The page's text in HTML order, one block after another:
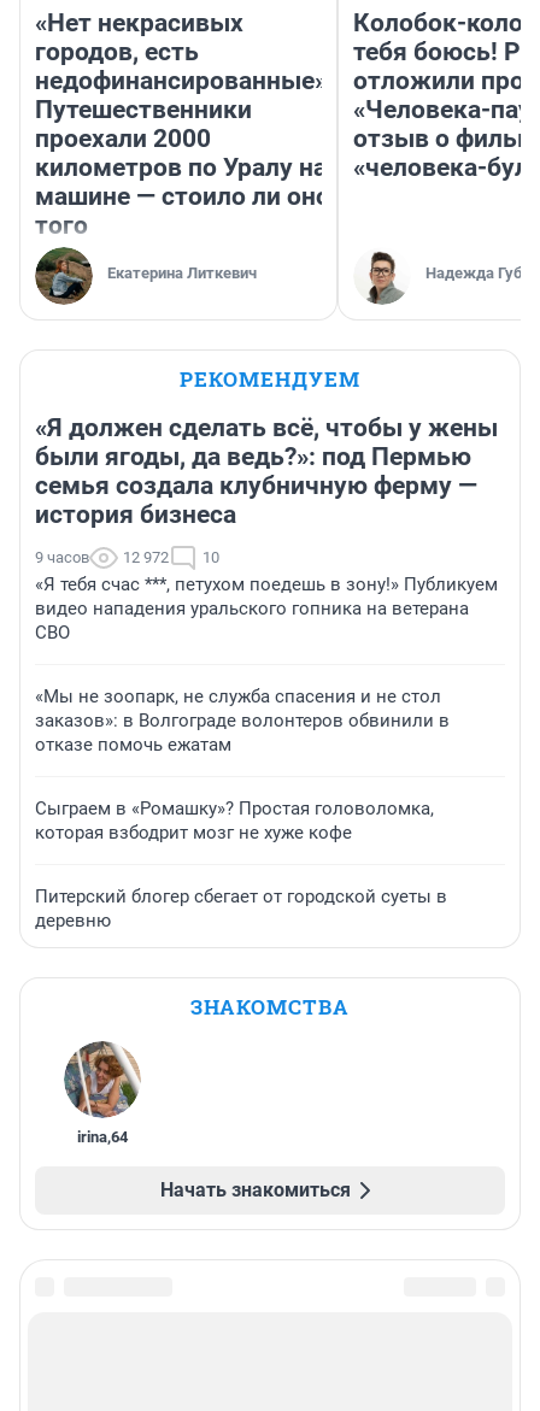
«Нет некрасивых
городов, есть
недофинансированные».
Путешественники
проехали 2000
километров по Уралу на
машине — стоило ли оно
того
Екатерина Литкевич
Колобок-
тебя боюсь!
отложили
«Человека-
отзыв о
«человека-
Надежда
РЕКОМЕНДУЕМ
«Я должен сделать всё, чтобы у жены
были ягоды, да ведь?»: под Пермью
семья создала клубничную ферму —
история бизнеса
9 часов 12 972 10
«Я тебя счас ***, петухом поедешь в зону!» Публикуем
видео нападения уральского гопника на ветерана
СВО
«Мы не зоопарк, не служба спасения и не стол
заказов»: в Волгограде волонтеров обвинили в
отказе помочь ежатам
Сыграем в «Ромашку»? Простая головоломка,
которая взбодрит мозг не хуже кофе
Питерский блогер сбегает от городской суеты в
деревню
ЗНАКОМСТВА
irina,64
Начать знакомиться